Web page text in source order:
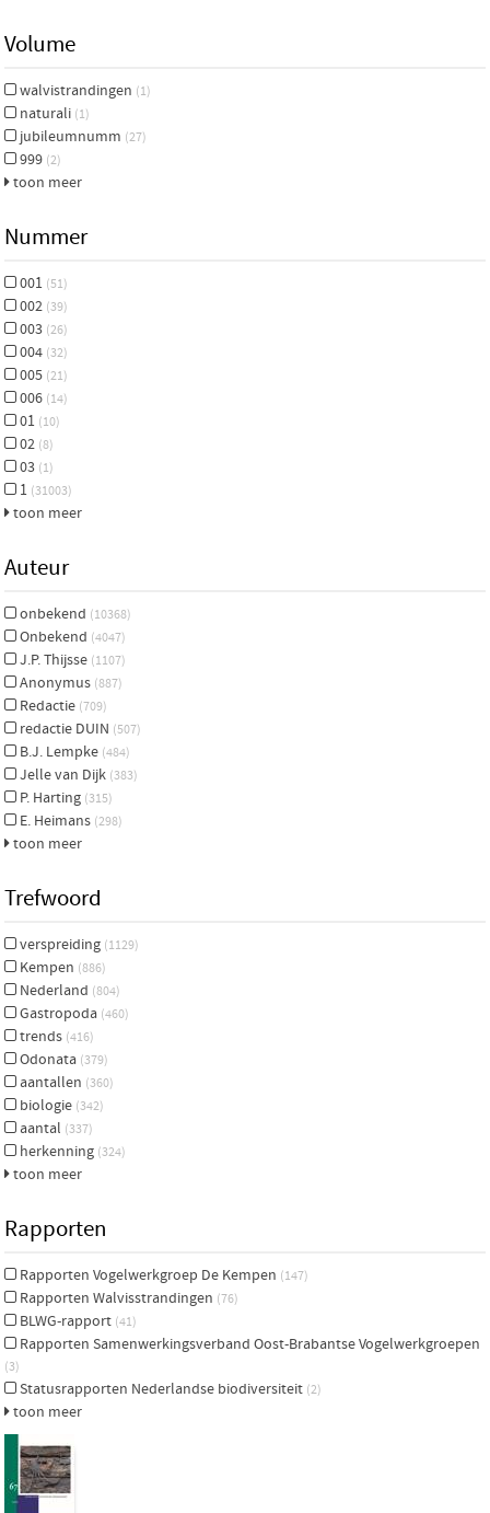
Volume
walvistrandingen (1)
naturali (1)
jubileumnumm (27)
999 (2)
toon meer
Nummer
001 (51)
002 (39)
003 (26)
004 (32)
005 (21)
006 (14)
01 (10)
02 (8)
03 (1)
1 (31003)
toon meer
Auteur
onbekend (10368)
Onbekend (4047)
J.P. Thijsse (1107)
Anonymus (887)
Redactie (709)
redactie DUIN (507)
B.J. Lempke (484)
Jelle van Dijk (383)
P. Harting (315)
E. Heimans (298)
toon meer
Trefwoord
verspreiding (1129)
Kempen (886)
Nederland (804)
Gastropoda (460)
trends (416)
Odonata (379)
aantallen (360)
biologie (342)
aantal (337)
herkenning (324)
toon meer
Rapporten
Rapporten Vogelwerkgroep De Kempen (147)
Rapporten Walvisstrandingen (76)
BLWG-rapport (41)
Rapporten Samenwerkingsverband Oost-Brabantse Vogelwerkgroepen
(3)
Statusrapporten Nederlandse biodiversiteit (2)
toon meer